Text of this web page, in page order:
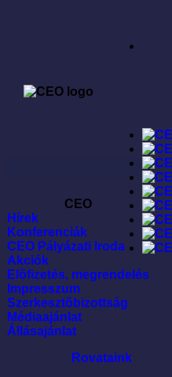
CEO
Hírek
Konferenciák
CEO Pályázati Iroda
Akciók
Elõfizetés, megrendelés
Impresszum
Szerkesztõbizottság
Médiaajánlat
Állásajánlat
Rovataink